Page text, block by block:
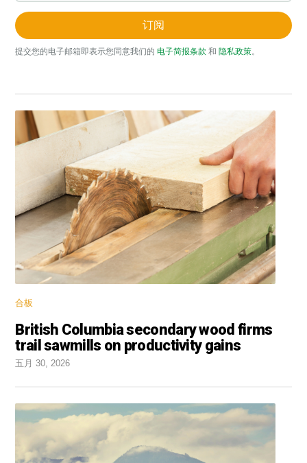
订阅
提交您的电子邮箱即表示您同意我们的电子简报条款 和 隐私政策。
合板
British Columbia secondary wood firms
trail sawmills on productivity gains
五月 30, 2026